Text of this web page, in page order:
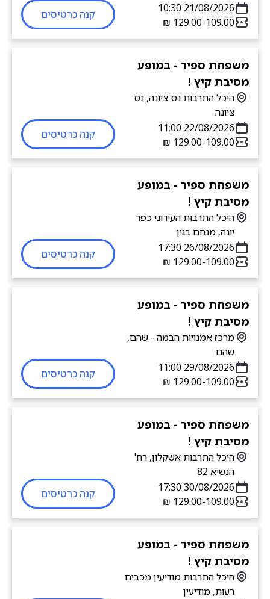
21/08/2026 10:30
109.00-‏129.00 ‏₪
קנה כרטיסים
משפחת ספיר - במופע
מסיבת קיץ !
היכל התרבות נס ציונה, נס
ציונה
22/08/2026 11:00
109.00-‏129.00 ‏₪
קנה כרטיסים
משפחת ספיר - במופע
מסיבת קיץ !
היכל התרבות העירוני כפר
יונה, מנחם בגין
26/08/2026 17:30
109.00-‏129.00 ‏₪
קנה כרטיסים
משפחת ספיר - במופע
מסיבת קיץ !
מרכז אמנויות הבמה - שהם,
שהם
29/08/2026 11:00
109.00-‏129.00 ‏₪
קנה כרטיסים
משפחת ספיר - במופע
מסיבת קיץ !
היכל התרבות אשקלון, רח'
הנשיא 82
30/08/2026 17:30
109.00-‏129.00 ‏₪
קנה כרטיסים
משפחת ספיר - במופע
מסיבת קיץ !
היכל התרבות מודיעין מכבים
רעות, מודיעין